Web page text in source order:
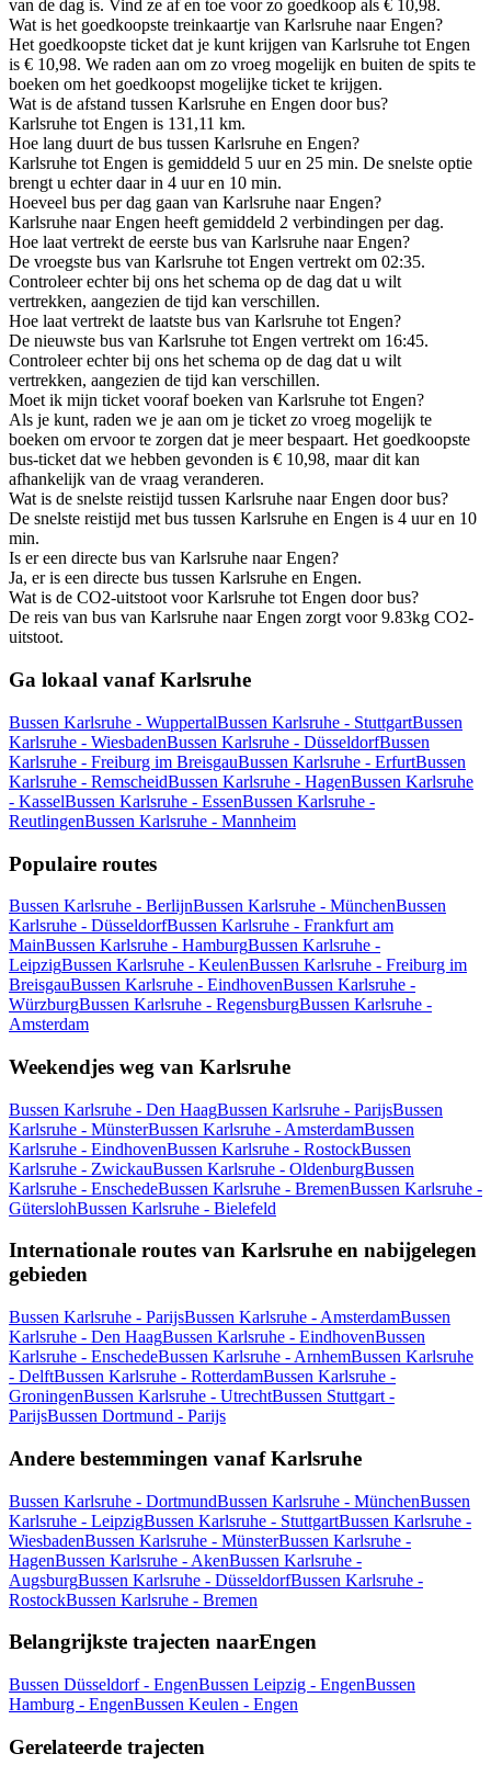
van de dag is. Vind ze af en toe voor zo goedkoop als € 10,98.
Wat is het goedkoopste treinkaartje van Karlsruhe naar Engen?
Het goedkoopste ticket dat je kunt krijgen van Karlsruhe tot Engen
is € 10,98. We raden aan om zo vroeg mogelijk en buiten de spits te
boeken om het goedkoopst mogelijke ticket te krijgen.
Wat is de afstand tussen Karlsruhe en Engen door bus?
Karlsruhe tot Engen is 131,11 km.
Hoe lang duurt de bus tussen Karlsruhe en Engen?
Karlsruhe tot Engen is gemiddeld 5 uur en 25 min. De snelste optie
brengt u echter daar in 4 uur en 10 min.
Hoeveel bus per dag gaan van Karlsruhe naar Engen?
Karlsruhe naar Engen heeft gemiddeld 2 verbindingen per dag.
Hoe laat vertrekt de eerste bus van Karlsruhe naar Engen?
De vroegste bus van Karlsruhe tot Engen vertrekt om 02:35.
Controleer echter bij ons het schema op de dag dat u wilt
vertrekken, aangezien de tijd kan verschillen.
Hoe laat vertrekt de laatste bus van Karlsruhe tot Engen?
De nieuwste bus van Karlsruhe tot Engen vertrekt om 16:45.
Controleer echter bij ons het schema op de dag dat u wilt
vertrekken, aangezien de tijd kan verschillen.
Moet ik mijn ticket vooraf boeken van Karlsruhe tot Engen?
Als je kunt, raden we je aan om je ticket zo vroeg mogelijk te
boeken om ervoor te zorgen dat je meer bespaart. Het goedkoopste
bus-ticket dat we hebben gevonden is € 10,98, maar dit kan
afhankelijk van de vraag veranderen.
Wat is de snelste reistijd tussen Karlsruhe naar Engen door bus?
De snelste reistijd met bus tussen Karlsruhe en Engen is 4 uur en 10
min.
Is er een directe bus van Karlsruhe naar Engen?
Ja, er is een directe bus tussen Karlsruhe en Engen.
Wat is de CO2-uitstoot voor Karlsruhe tot Engen door bus?
De reis van bus van Karlsruhe naar Engen zorgt voor 9.83kg CO2-
uitstoot.
Ga lokaal vanaf Karlsruhe
Bussen Karlsruhe - WuppertalBussen Karlsruhe - StuttgartBussen
Karlsruhe - WiesbadenBussen Karlsruhe - DüsseldorfBussen
Karlsruhe - Freiburg im BreisgauBussen Karlsruhe - ErfurtBussen
Karlsruhe - RemscheidBussen Karlsruhe - HagenBussen Karlsruhe
- KasselBussen Karlsruhe - EssenBussen Karlsruhe -
ReutlingenBussen Karlsruhe - Mannheim
Populaire routes
Bussen Karlsruhe - BerlijnBussen Karlsruhe - MünchenBussen
Karlsruhe - DüsseldorfBussen Karlsruhe - Frankfurt am
MainBussen Karlsruhe - HamburgBussen Karlsruhe -
LeipzigBussen Karlsruhe - KeulenBussen Karlsruhe - Freiburg im
BreisgauBussen Karlsruhe - EindhovenBussen Karlsruhe -
WürzburgBussen Karlsruhe - RegensburgBussen Karlsruhe -
Amsterdam
Weekendjes weg van Karlsruhe
Bussen Karlsruhe - Den HaagBussen Karlsruhe - ParijsBussen
Karlsruhe - MünsterBussen Karlsruhe - AmsterdamBussen
Karlsruhe - EindhovenBussen Karlsruhe - RostockBussen
Karlsruhe - ZwickauBussen Karlsruhe - OldenburgBussen
Karlsruhe - EnschedeBussen Karlsruhe - BremenBussen Karlsruhe -
GüterslohBussen Karlsruhe - Bielefeld
Internationale routes van Karlsruhe en nabijgelegen
gebieden
Bussen Karlsruhe - ParijsBussen Karlsruhe - AmsterdamBussen
Karlsruhe - Den HaagBussen Karlsruhe - EindhovenBussen
Karlsruhe - EnschedeBussen Karlsruhe - ArnhemBussen Karlsruhe
- DelftBussen Karlsruhe - RotterdamBussen Karlsruhe -
GroningenBussen Karlsruhe - UtrechtBussen Stuttgart -
ParijsBussen Dortmund - Parijs
Andere bestemmingen vanaf Karlsruhe
Bussen Karlsruhe - DortmundBussen Karlsruhe - MünchenBussen
Karlsruhe - LeipzigBussen Karlsruhe - StuttgartBussen Karlsruhe -
WiesbadenBussen Karlsruhe - MünsterBussen Karlsruhe -
HagenBussen Karlsruhe - AkenBussen Karlsruhe -
AugsburgBussen Karlsruhe - DüsseldorfBussen Karlsruhe -
RostockBussen Karlsruhe - Bremen
Belangrijkste trajecten naarEngen
Bussen Düsseldorf - EngenBussen Leipzig - EngenBussen
Hamburg - EngenBussen Keulen - Engen
Gerelateerde trajecten